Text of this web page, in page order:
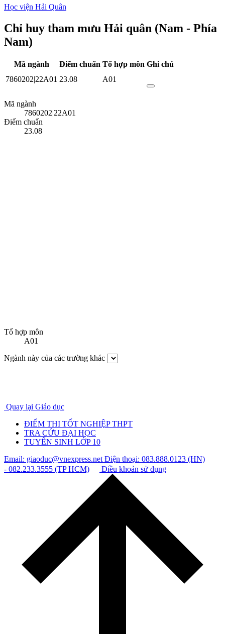
Học viện Hải Quân
Chỉ huy tham mưu Hải quân (Nam - Phía
Nam)
Mã ngành Điểm chuẩn Tổ hợp môn Ghi chú
7860202|22A01 23.08 A01
Mã ngành
7860202|22A01
Điểm chuẩn
23.08
Tổ hợp môn
A01
Ngành này của các trường khác
Quay lại Giáo dục
ĐIỂM THI TỐT NGHIỆP THPT
TRA CỨU ĐẠI HỌC
TUYỂN SINH LỚP 10
Email: giaoduc@vnexpress.netĐiện thoại: 083.888.0123 (HN)
- 082.233.3555 (TP HCM)
Điều khoản sử dụng